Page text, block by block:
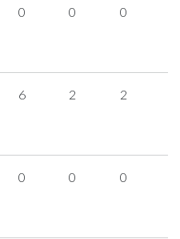
0 0 0
6 2 2
0 0 0